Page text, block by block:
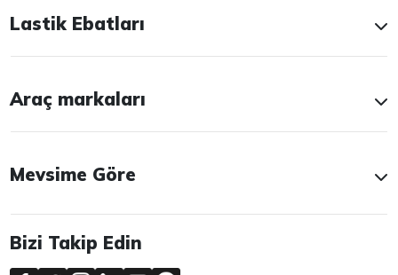
Lastik Ebatları
Araç markaları
Mevsime Göre
Bizi Takip Edin